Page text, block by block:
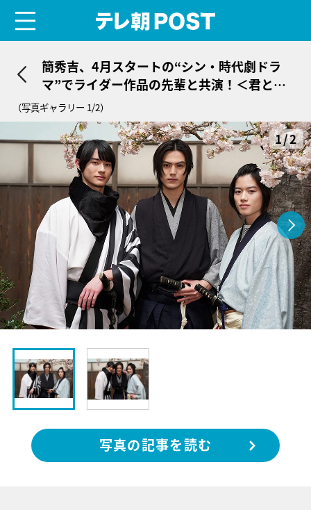
簡秀吉、4月スタートの“シン・時代劇ドラ
マ”でライダー作品の先輩と共演！＜君とゆ
きて咲く＞
（写真ギャラリー 1/2）
1/2
写真の記事を読む